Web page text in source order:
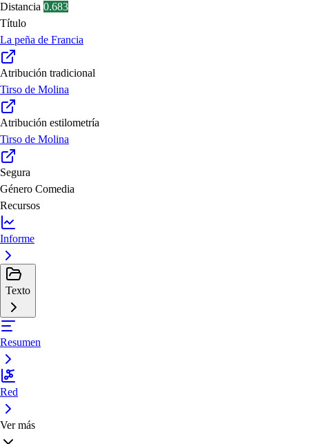
Distancia 0.683
Título
La peña de Francia
Atribución tradicional
Tirso de Molina
Atribución estilometría
Tirso de Molina
Segura
Género Comedia
Recursos
Informe
Texto
Resumen
Red
Ver más